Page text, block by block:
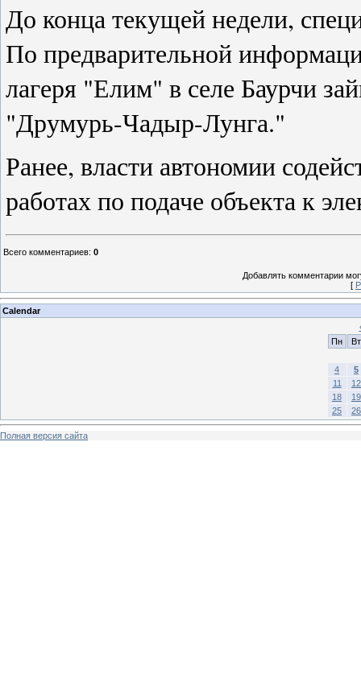
До конца текущей недели,
По предварительной
лагеря "Елим" в селе Баурчи
"Друмурь-Чадыр-Лунга."
Ранее, власти автономии
работах по подаче объекта к
Всего комментариев: 0
Добавлять комментарии
[
Calendar
Пн
Вт
4
5
11
12
18
19
25
26
Полная версия сайта